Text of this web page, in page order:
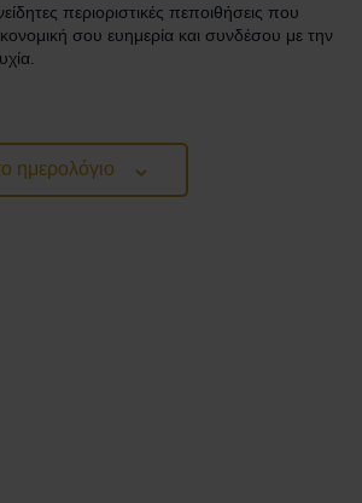
περιοριστικές πεποιθήσεις που
σου ευημερία και συνδέσου με την
ημερολόγιο